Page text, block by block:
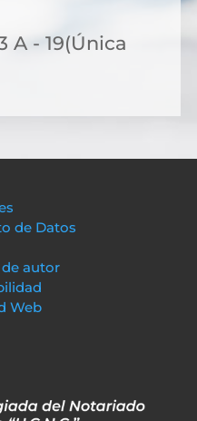
A - 19(Única
de Datos
de autor
Web